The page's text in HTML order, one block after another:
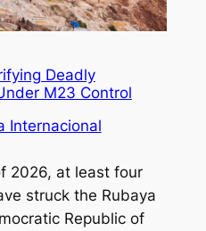
Deadly
M23 Control
Internacional
2026, at least four
struck the Rubaya
Republic of